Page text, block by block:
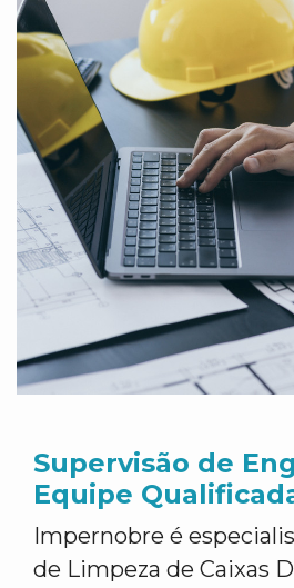
Supervisão de
Equipe
Impernobre é
de Limpeza de Caixas